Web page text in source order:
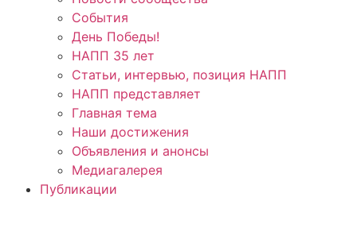
События
День Победы!
НАПП 35 лет
Статьи, интервью, позиция НАПП
НАПП представляет
Главная тема
Наши достижения
Объявления и анонсы
Медиагалерея
Публикации